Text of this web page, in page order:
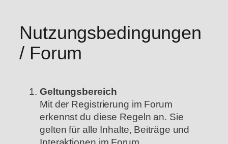
Nutzungsbedingungen
/ Forum
Geltungsbereich
Mit der Registrierung im Forum
erkennst du diese Regeln an. Sie
gelten für alle Inhalte, Beiträge und